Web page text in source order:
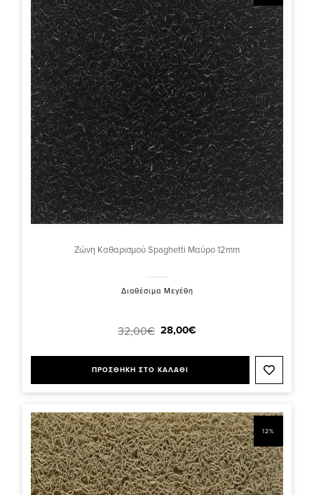
Ζώνη Καθαρισμού Spaghetti Μαύρο 12mm
Διαθέσιμα Μεγέθη
32,00€ 28,00€
ΠΡΟΣΘΗΚΗ ΣΤΟ ΚΑΛΑΘΙ
12%